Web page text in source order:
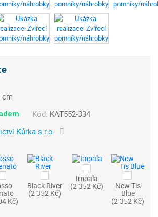
cm
Kód: KAT552-334
Kůrka s.r.o
Kč)
Black River
(2 352 Kč)
Impala
(2 352 Kč) New Tis
Blue
(2 352 Kč)